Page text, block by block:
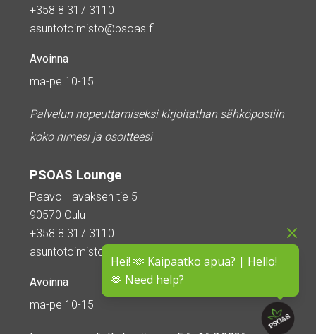
Hei! 🫶 Kaipaatko apua? | Hello!
🫶 Need help?
+358 8 317 3110
asuntotoimisto@psoas.fi
Avoinna
ma-pe 10-15
Palvelun nopeuttamiseksi kirjoitathan sähköpostiin
koko nimesi ja osoitteesi
PSOAS Lounge
Paavo Havaksen tie 5
90570 Oulu
+358 8 317 3110
asuntotoimisto@psoas.fi
Avoinna
ma-pe 10-15